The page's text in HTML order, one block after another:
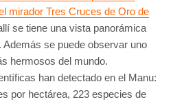
mirador Tres Cruces de Oro de
se tiene una vista panorámica
Además se puede observar uno
hermosos del mundo.
han detectado en el Manu:
por hectárea, 223 especies de